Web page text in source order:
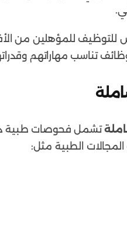
للمؤهلين من
تناسب مهاراتهم
تشمل فحوصات طبية
الطبية مثل: